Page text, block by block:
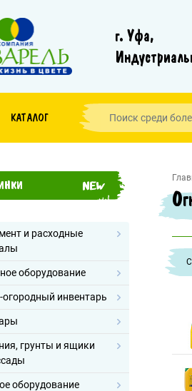
г. Уфа,
КАТАЛОГ
и расходные
оборудование
инвентарь
грунты и ящики
оборудование